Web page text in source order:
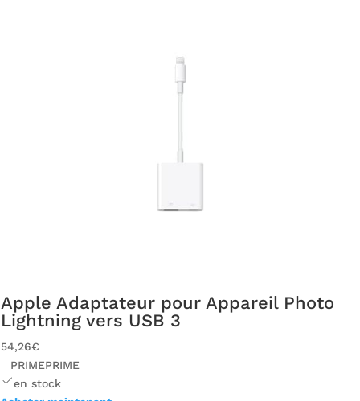
Apple Adaptateur pour Appareil Photo
Lightning vers USB 3
54,26€
PRIMEPRIME
en stock